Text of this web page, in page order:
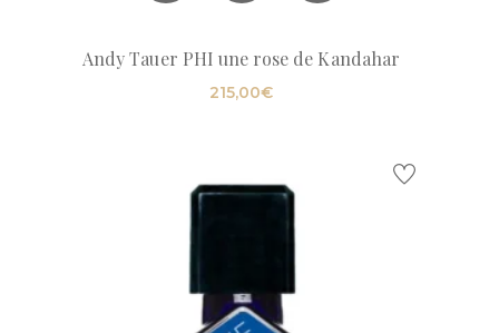
Andy Tauer PHI une rose de Kandahar
215,00€